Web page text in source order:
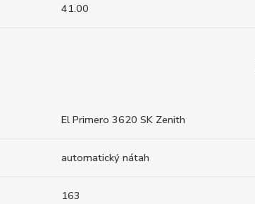
41.00
El Primero 3620 SK Zenith
automatický nátah
163